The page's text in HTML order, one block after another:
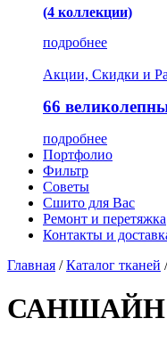
(4 коллекции)
подробнее
Акции, Скидки и
66
подробнее
Портфолио
Фильтр
Советы
Сшито для Вас
Ремонт и перетяжка
Контакты и
Главная / Каталог тканей /
САНШАЙН